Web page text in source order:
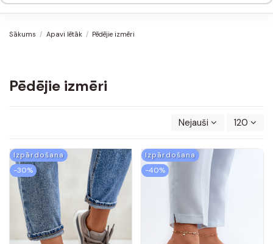
Sākums Apavi lētāk Pēdējie izmēri
Pēdējie izmēri
Nejauši 120
Izpārdošana
-30%
Izpārdošana
-40%